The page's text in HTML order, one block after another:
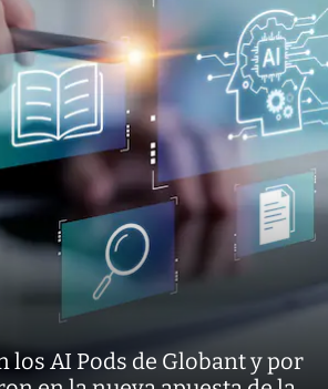
los AI Pods de Globant y por